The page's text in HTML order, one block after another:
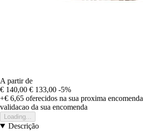
A partir de
€ 140,00 € 133,00 -5%
+€ 6,65 oferecidos na sua proxima encomenda
validacao da sua encomenda
Loading...
Descrição